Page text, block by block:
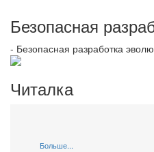
Безопасная
- Безопасная разработка
Читалка
Больше...